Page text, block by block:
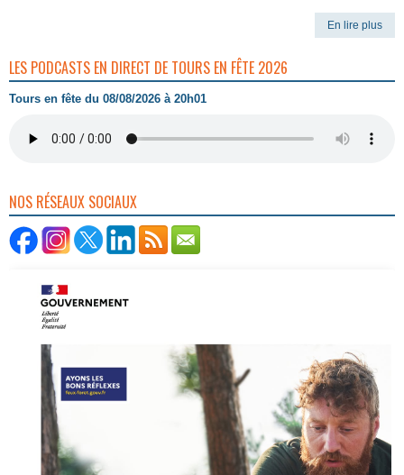
En lire plus
LES PODCASTS EN DIRECT DE TOURS EN FÊTE 2026
Tours en fête du 08/08/2026 à 20h01
NOS RÉSEAUX SOCIAUX